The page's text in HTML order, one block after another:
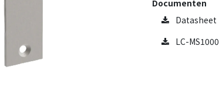
Documenten
Datasheet
LC-